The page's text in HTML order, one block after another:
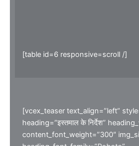
[table id=6 responsive=scroll /]
[vcex_teaser text_align=”left”
heading=”इस्तमाल के निर्देश”
content_font_weight=”300″